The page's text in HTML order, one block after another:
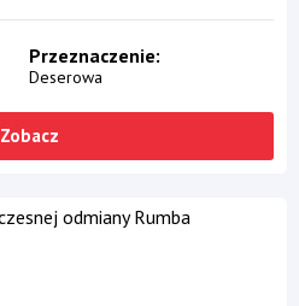
Przeznaczenie
Deserowa
Zobacz